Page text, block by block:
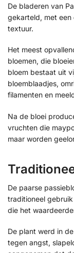
De bladeren van
gekarteld, met een
textuur.
Het meest
bloemen, die
bloem bestaat uit
bloemblaadjes,
filamenten en
Na de bloei
vruchten die
maar worden
De paarse
traditioneel
die het
De plant werd in
tegen angst,